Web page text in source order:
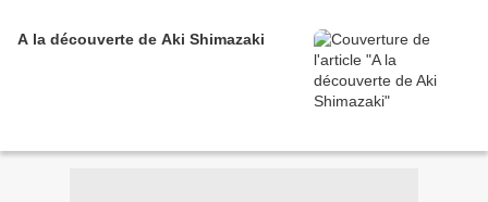
A la découverte de Aki Shimazaki